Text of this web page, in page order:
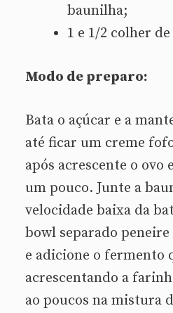
baunilha;
1 e 1/2 colher
Modo de preparo:
Bata o açúcar e a
até ficar um creme
após acrescente o ovo
um pouco. Junte a
velocidade baixa da
bowl separado
e adicione o fermento
acrescentando a
ao poucos na mistura